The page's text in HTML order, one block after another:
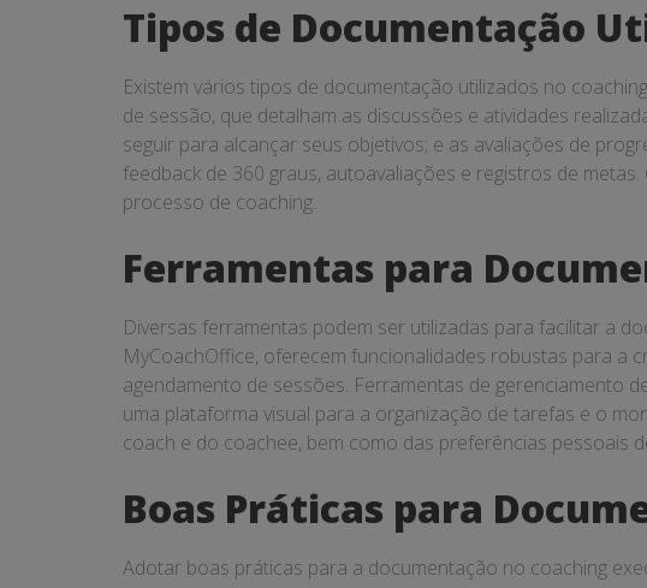
Tipos de Documentação
Existem vários tipos de documentação utilizados no
de sessão, que detalham as discussões e atividades
seguir para alcançar seus objetivos; e as avaliações de
feedback de 360 graus, autoavaliações e registros de
processo de coaching.
Ferramentas para
Diversas ferramentas podem ser utilizadas para facilitar a
MyCoachOffice, oferecem funcionalidades robustas para a
agendamento de sessões. Ferramentas de gerenciamento
uma plataforma visual para a organização de tarefas e o
coach e do coachee, bem como das preferências pessoais
Boas Práticas para
Adotar boas práticas para a documentação no coaching